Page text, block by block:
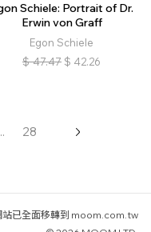
Schiele: Portrait of Dr.
Erwin von Graff
Egon Schiele
$ 47.47 $ 42.26
28
已全面移轉到 moom.com.tw